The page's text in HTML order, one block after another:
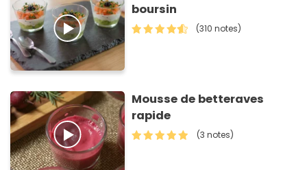
boursin
(310 notes)
Mousse de betteraves
rapide
(3 notes)